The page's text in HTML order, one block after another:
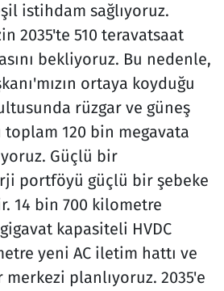
istihdam sağlıyoruz.
2035'te 510 teravatsaat
bekliyoruz. Bu nedenle,
ortaya koyduğu
rüzgar ve güneş
120 bin megavata
Güçlü bir
portföyü güçlü bir şebeke
14 bin 700 kilometre
kapasiteli HVDC
yeni AC iletim hattı ve
planlıyoruz. 2035'e